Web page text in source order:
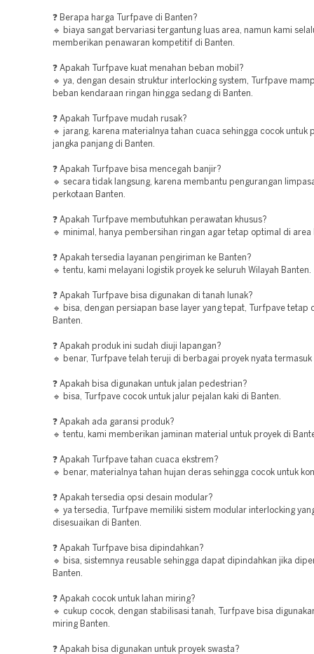
❓ Berapa harga Turfpave di Banten?
🔹 biaya sangat bervariasi tergantung luas area, namun kami
memberikan penawaran kompetitif di Banten.
❓ Apakah Turfpave kuat menahan beban mobil?
🔹 ya, dengan desain struktur interlocking system, Turfpave
beban kendaraan ringan hingga sedang di Banten.
❓ Apakah Turfpave mudah rusak?
🔹 jarang, karena materialnya tahan cuaca sehingga cocok untuk
jangka panjang di Banten.
❓ Apakah Turfpave bisa mencegah banjir?
🔹 secara tidak langsung, karena membantu pengurangan
perkotaan Banten.
❓ Apakah Turfpave membutuhkan perawatan khusus?
🔹 minimal, hanya pembersihan ringan agar tetap optimal di area
❓ Apakah tersedia layanan pengiriman ke Banten?
🔹 tentu, kami melayani logistik proyek ke seluruh Wilayah Banten.
❓ Apakah Turfpave bisa digunakan di tanah lunak?
🔹 bisa, dengan persiapan base layer yang tepat, Turfpave tetap
Banten.
❓ Apakah produk ini sudah diuji lapangan?
🔹 benar, Turfpave telah teruji di berbagai proyek nyata termasuk
❓ Apakah bisa digunakan untuk jalan pedestrian?
🔹 bisa, Turfpave cocok untuk jalur pejalan kaki di Banten.
❓ Apakah ada garansi produk?
🔹 tentu, kami memberikan jaminan material untuk proyek di
❓ Apakah Turfpave tahan cuaca ekstrem?
🔹 benar, materialnya tahan hujan deras sehingga cocok untuk
❓ Apakah tersedia opsi desain modular?
🔹 ya tersedia, Turfpave memiliki sistem modular interlocking
disesuaikan di Banten.
❓ Apakah Turfpave bisa dipindahkan?
🔹 bisa, sistemnya reusable sehingga dapat dipindahkan jika
Banten.
❓ Apakah cocok untuk lahan miring?
🔹 cukup cocok, dengan stabilisasi tanah, Turfpave bisa
miring Banten.
❓ Apakah bisa digunakan untuk proyek swasta?